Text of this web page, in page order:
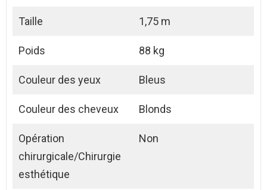
Taille 1,75 m
Poids 88 kg
Couleur des yeux Bleus
Couleur des cheveux Blonds
Opération
chirurgicale/Chirurgie
esthétique
Non